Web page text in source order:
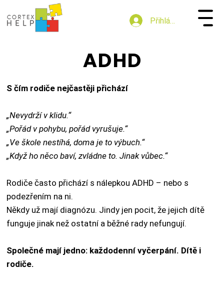
Přihlásit se
ADHD
ADHD
S čím rodiče nejčastěji přichází
„Nevydrží v klidu.“
„Pořád v pohybu, pořád vyrušuje.“
„Ve škole nestíhá, doma je to výbuch.“
„Když ho něco baví, zvládne to. Jinak vůbec.“
Rodiče často přichází s nálepkou ADHD – nebo s
podezřením na ni.
Někdy už mají diagnózu. Jindy jen pocit, že jejich dítě
funguje jinak než ostatní a běžné rady nefungují.
Společné mají jedno: každodenní vyčerpání. Dítě i
rodiče.